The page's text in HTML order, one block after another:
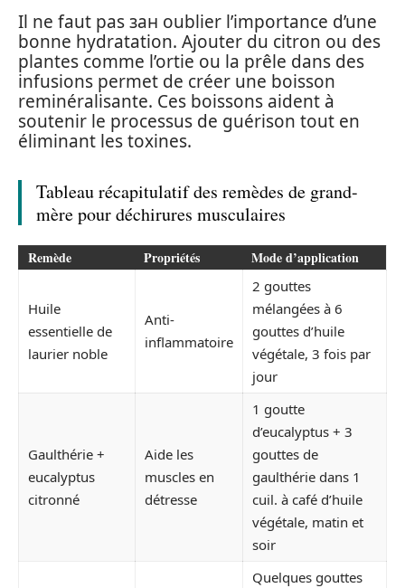
Il ne faut pas зан oublier l’importance d’une
bonne hydratation. Ajouter du citron ou des
plantes comme l’ortie ou la prêle dans des
infusions permet de créer une boisson
reminéralisante. Ces boissons aident à
soutenir le processus de guérison tout en
éliminant les toxines.
Tableau récapitulatif des remèdes de grand-
mère pour déchirures musculaires
Remède Propriétés Mode d’application
Huile
essentielle de
laurier noble
Anti-
inflammatoire
2 gouttes
mélangées à 6
gouttes d’huile
végétale, 3 fois par
jour
Gaulthérie +
eucalyptus
citronné
Aide les
muscles en
détresse
1 goutte
d’eucalyptus + 3
gouttes de
gaulthérie dans 1
cuil. à café d’huile
végétale, matin et
soir
Quelques gouttes